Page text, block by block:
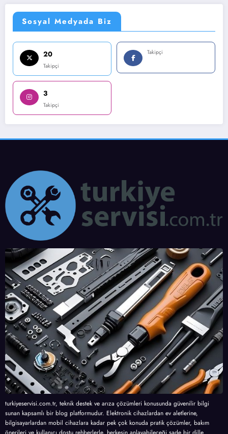
Sosyal Medyada Biz
20
Takipçi
Takipçi
3
Takipçi
turkiyeservisi.com.tr, teknik destek ve arıza çözümleri konusunda güvenilir bilgi
sunan kapsamlı bir blog platformudur. Elektronik cihazlardan ev aletlerine,
bilgisayarlardan mobil cihazlara kadar pek çok konuda pratik çözümler, bakım